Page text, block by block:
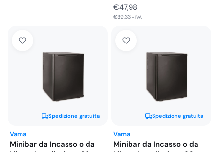
€47,98
€39,33 + IVA
Spedizione gratuita
Vama
Minibar da Incasso o da
Spedizione gratuita
Vama
Minibar da Incasso o da